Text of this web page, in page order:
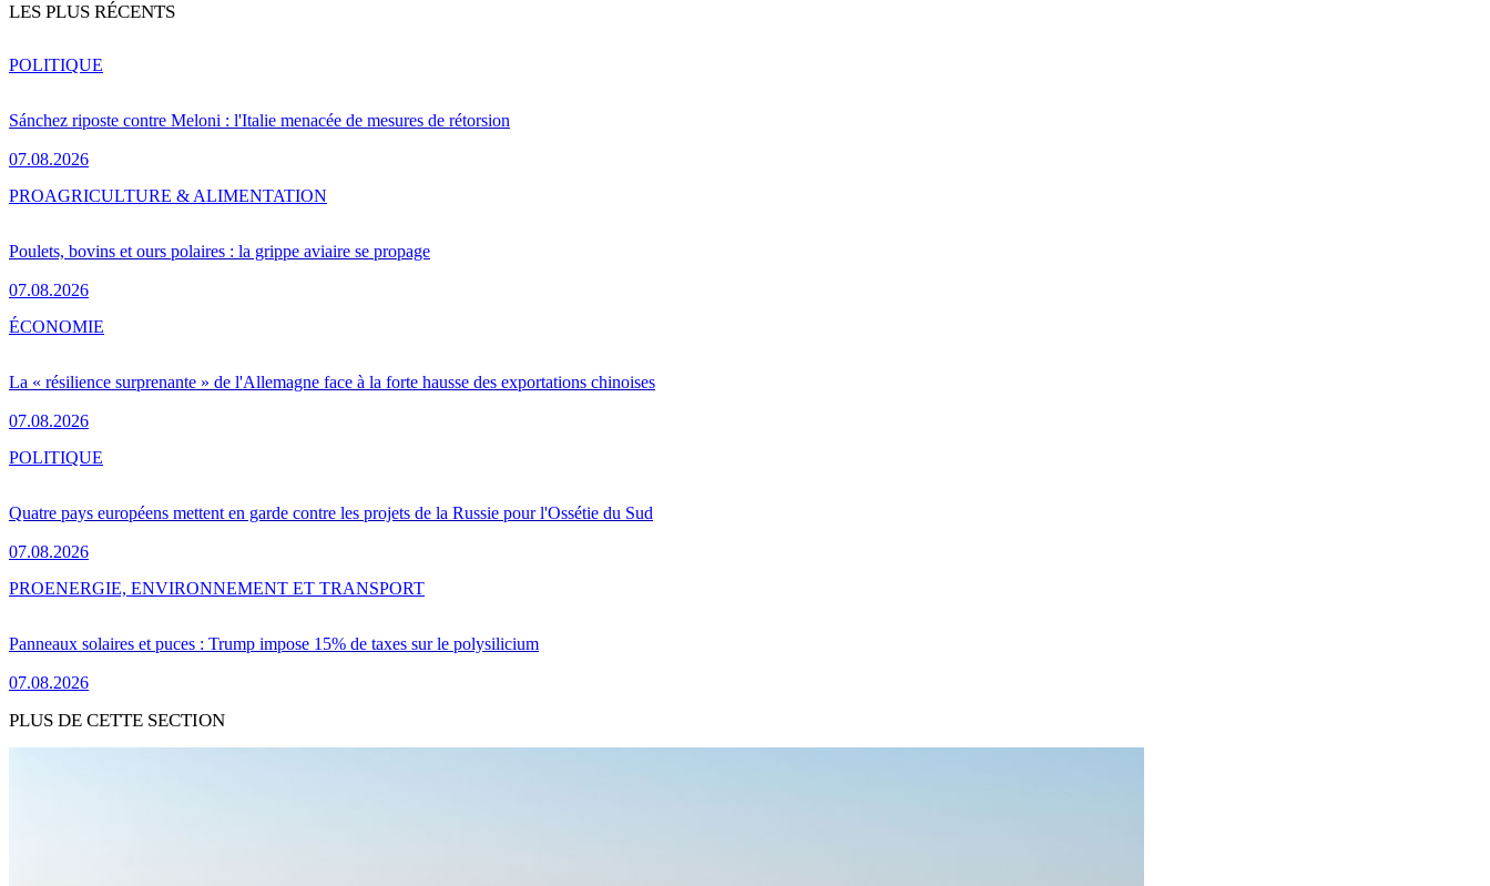
LES PLUS RÉCENTS
Sánchez riposte contre Meloni : l'Italie menacée de mesures de rétorsion
07.08.2026
POLITIQUE
Poulets, bovins et ours polaires : la grippe aviaire se propage
07.08.2026
PROAGRICULTURE & ALIMENTATION
La « résilience surprenante » de l'Allemagne face à la forte hausse des exportations chinoises
07.08.2026
ÉCONOMIE
Quatre pays européens mettent en garde contre les projets de la Russie pour l'Ossétie du Sud
07.08.2026
POLITIQUE
Panneaux solaires et puces : Trump impose 15% de taxes sur le polysilicium
07.08.2026
PROENERGIE, ENVIRONNEMENT ET TRANSPORT
PLUS DE CETTE SECTION